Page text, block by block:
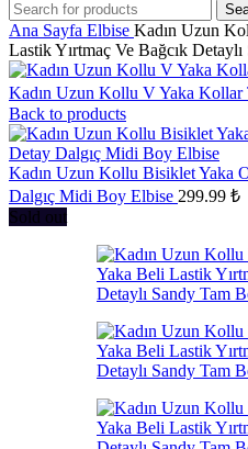
Ana Sayfa Elbise Kadın Uzun
Lastik Yırtmaç Ve Bağcık
Kadın Uzun Kollu V Yaka
Back to products
Kadın Uzun Kollu Bisiklet Yaka
Dalgıç Midi Boy Elbise 299.99 ₺
Sold out